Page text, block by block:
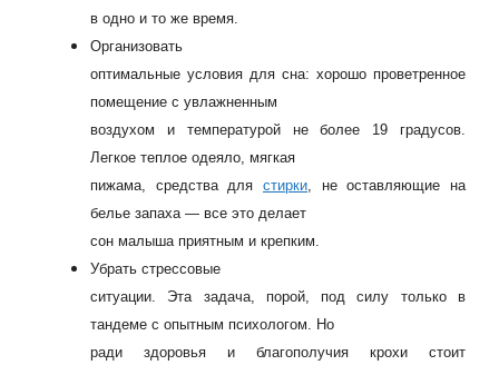
в одно и то же время.
Организовать
оптимальные условия для сна: хорошо проветренное
помещение с увлажненным
воздухом и температурой не более 19 градусов.
Легкое теплое одеяло, мягкая
пижама, средства для стирки, не оставляющие на
белье запаха — все это делает
сон малыша приятным и крепким.
Убрать стрессовые
ситуации. Эта задача, порой, под силу только в
тандеме с опытным психологом. Но
ради здоровья и благополучия крохи стоит